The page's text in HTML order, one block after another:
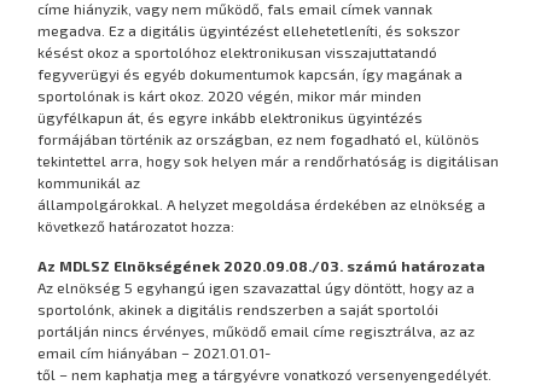
címe hiányzik, vagy nem működő, fals email címek vannak
megadva. Ez a digitális ügyintézést ellehetetleníti, és sokszor
késést okoz a sportolóhoz elektronikusan visszajuttatandó
fegyverügyi és egyéb dokumentumok kapcsán, így magának a
sportolónak is kárt okoz. 2020 végén, mikor már minden
ügyfélkapun át, és egyre inkább elektronikus ügyintézés
formájában történik az országban, ez nem fogadható el, különös
tekintettel arra, hogy sok helyen már a rendőrhatóság is digitálisan
kommunikál az
állampolgárokkal. A helyzet megoldása érdekében az elnökség a
következő határozatot hozza:
Az MDLSZ Elnökségének 2020.09.08./03. számú határozata
Az elnökség 5 egyhangú igen szavazattal úgy döntött, hogy az a
sportolónk, akinek a digitális rendszerben a saját sportolói
portálján nincs érvényes, működő email címe regisztrálva, az az
email cím hiányában – 2021.01.01-
től – nem kaphatja meg a tárgyévre vonatkozó versenyengedélyét.